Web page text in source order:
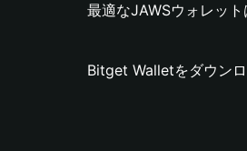
最適なJAWSウォレット
Bitget Walletをダウン